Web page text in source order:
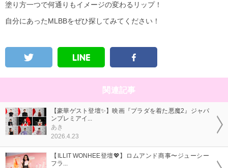
塗り方一つで何通りもイメージの変わるリップ！
自分にあったMLBBをぜひ探してみてください！
関連記事
【豪華ゲスト登壇✨】映画『プラダを着た悪魔2』ジャパ
ンプレミアイ...
あき
2026.4.23
【ILLIT WONHEE登壇💖】ロムアンド商事〜ジューシー
フラ...